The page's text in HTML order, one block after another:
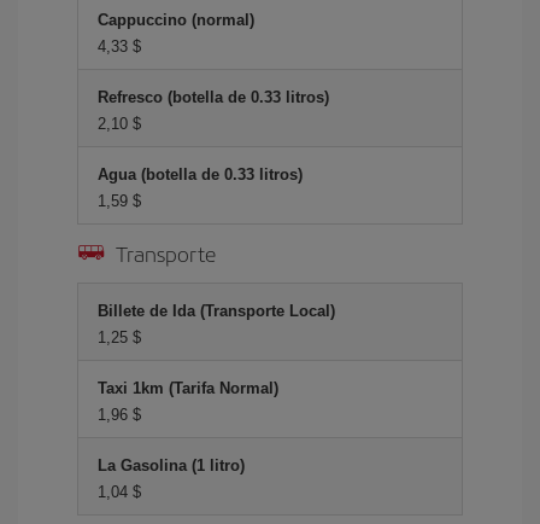
Cappuccino (normal)
4,33 $
Refresco (botella de 0.33 litros)
2,10 $
Agua (botella de 0.33 litros)
1,59 $
Transporte
Billete de Ida (Transporte Local)
1,25 $
Taxi 1km (Tarifa Normal)
1,96 $
La Gasolina (1 litro)
1,04 $